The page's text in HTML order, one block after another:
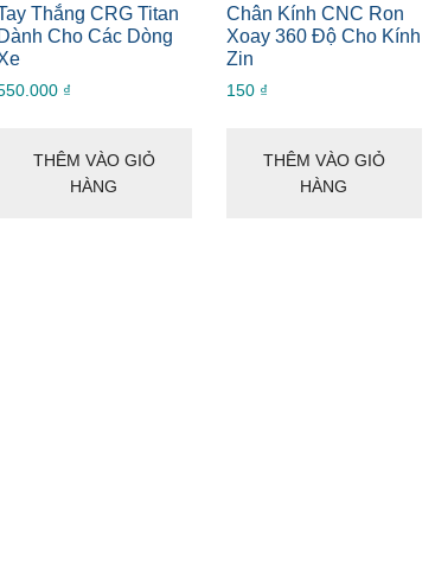
Thắng CRG Titan
Dành Cho Các Dòng
₫
THÊM VÀO GIỎ
HÀNG
Chân Kính CNC Ron
Xoay 360 Độ Cho Kính
Zin
150 ₫
THÊM VÀO GIỎ
HÀNG